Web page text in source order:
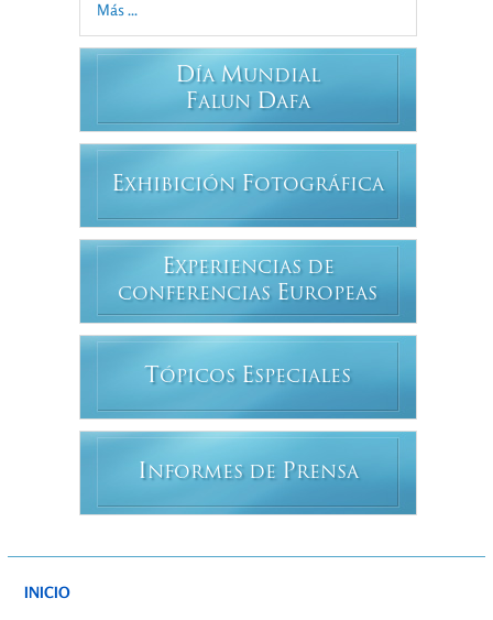
Más ...
DÍA MUNDIAL
FALUN DAFA
EXHIBICIÓN FOTOGRÁFICA
EXPERIENCIAS DE
CONFERENCIAS EUROPEAS
T ÓPICOS ESPECIALES
INFORMES DE PRENSA
INICIO